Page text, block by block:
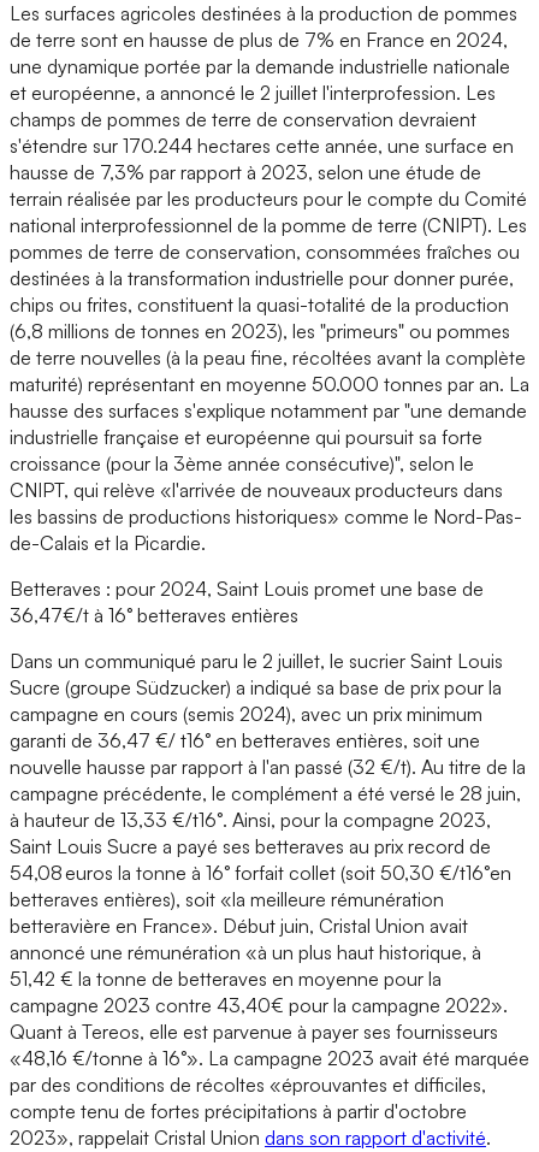
Les surfaces agricoles destinées à la production de pommes
de terre sont en hausse de plus de 7% en France en 2024,
une dynamique portée par la demande industrielle nationale
et européenne, a annoncé le 2 juillet l'interprofession. Les
champs de pommes de terre de conservation devraient
s'étendre sur 170.244 hectares cette année, une surface en
hausse de 7,3% par rapport à 2023, selon une étude de
terrain réalisée par les producteurs pour le compte du Comité
national interprofessionnel de la pomme de terre (CNIPT). Les
pommes de terre de conservation, consommées fraîches ou
destinées à la transformation industrielle pour donner purée,
chips ou frites, constituent la quasi-totalité de la production
(6,8 millions de tonnes en 2023), les "primeurs" ou pommes
de terre nouvelles (à la peau fine, récoltées avant la complète
maturité) représentant en moyenne 50.000 tonnes par an. La
hausse des surfaces s'explique notamment par "une demande
industrielle française et européenne qui poursuit sa forte
croissance (pour la 3ème année consécutive)", selon le
CNIPT, qui relève «l'arrivée de nouveaux producteurs dans
les bassins de productions historiques» comme le Nord-Pas-
de-Calais et la Picardie.
Betteraves : pour 2024, Saint Louis promet une base de
36,47€/t à 16° betteraves entières
Dans un communiqué paru le 2 juillet, le sucrier Saint Louis
Sucre (groupe Südzucker) a indiqué sa base de prix pour la
campagne en cours (semis 2024), avec un prix minimum
garanti de 36,47 €/ t16° en betteraves entières, soit une
nouvelle hausse par rapport à l'an passé (32 €/t). Au titre de la
campagne précédente, le complément a été versé le 28 juin,
à hauteur de 13,33 €/t16°. Ainsi, pour la compagne 2023,
Saint Louis Sucre a payé ses betteraves au prix record de
54,08 euros la tonne à 16° forfait collet (soit 50,30 €/t16°en
betteraves entières), soit «la meilleure rémunération
betteravière en France». Début juin, Cristal Union avait
annoncé une rémunération «à un plus haut historique, à
51,42 € la tonne de betteraves en moyenne pour la
campagne 2023 contre 43,40€ pour la campagne 2022».
Quant à Tereos, elle est parvenue à payer ses fournisseurs
«48,16 €/tonne à 16°». La campagne 2023 avait été marquée
par des conditions de récoltes «éprouvantes et difficiles,
compte tenu de fortes précipitations à partir d'octobre
2023», rappelait Cristal Union dans son rapport d'activité.